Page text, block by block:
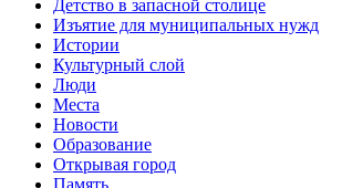
Детство в запасной столице
Изъятие для муниципальных нужд
Истории
Культурный слой
Люди
Места
Новости
Образование
Открывая город
Память